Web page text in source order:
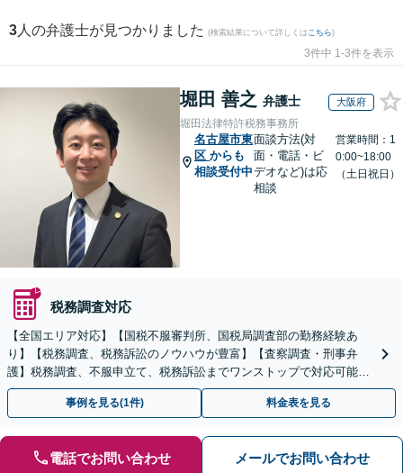
3 人の弁護士が見つかりました (検索結果について詳しくは こちら)
3件中 1-3件を表示
堀田 善之 弁護士 大阪府
堀田法律特許税務事務所
名古屋市東
区 からも
相談受付中
面談方法(対
面・電話・ビ
デオなど)は応
相談
営業時間：1
0:00~18:00
（土日祝日）
税務調査対応
【全国エリア対応】【国税不服審判所、国税局調査部の勤務経験あ
り】【税務調査、税務訴訟のノウハウが豊富】【査察調査・刑事弁
護】税務調査、不服申立て、税務訴訟までワンストップで対応可能！
事業承継にも対応【休日・夜間相談可】
事例を見る(1件) 料金表を見る
電話でお問い合わせ メールでお問い合わせ